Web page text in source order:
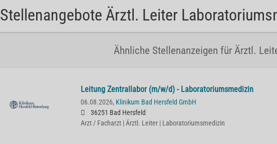
Stellenangebote Ärztl. Leiter
Ähnliche Stellenanzeigen für Ärztl.
Leitung Zentrallabor (m/w/d) - Laboratoriumsmedizin
06.08.2026, Klinikum Bad Hersfeld GmbH
36251 Bad Hersfeld
Arzt / Facharzt | Ärztl. Leiter | Laboratoriumsmedizin